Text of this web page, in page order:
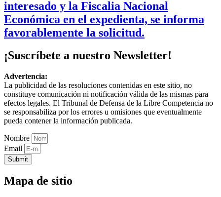
interesado y la Fiscalia Nacional
Económica en el expedienta, se informa
favorablemente la solicitud.
¡Suscríbete a nuestro Newsletter!
Advertencia:
La publicidad de las resoluciones contenidas en este sitio, no
constituye comunicación ni notificación válida de las mismas para
efectos legales. El Tribunal de Defensa de la Libre Competencia no
se responsabiliza por los errores u omisiones que eventualmente
pueda contener la información publicada.
Nombre
Email
Submit
Mapa de sitio